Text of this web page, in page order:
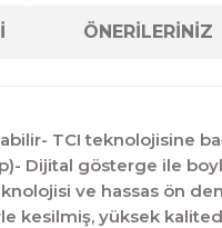
ÖNERİLERİNİZ
TCI teknolojisine
Dijital gösterge ile
ve hassas ön
kesilmiş, yüksek